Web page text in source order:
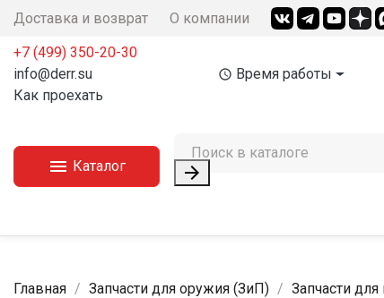
Доставка и возврат О компании
+7 (499) 350-20-30
info@derr.su
Как проехать
access_time Время работы
 Каталог 
Главная Запчасти для оружия (ЗиП) Запчасти